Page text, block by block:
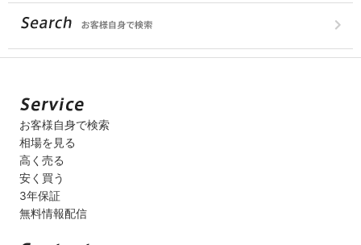
お客様自身で検索
相場を見る
高く売る
安く買う
3年保証
無料情報配信